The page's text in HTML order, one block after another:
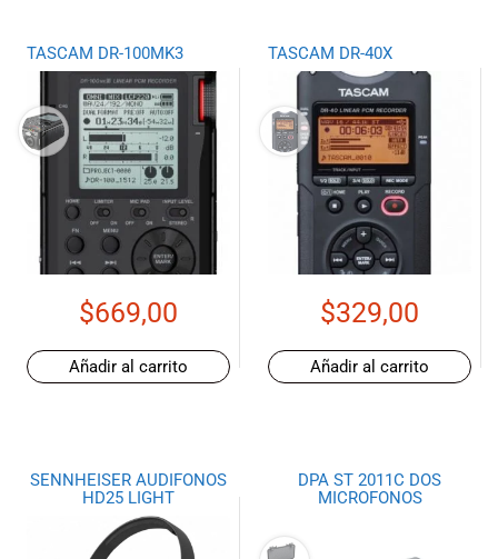
TASCAM DR-100MK3
$669,00
Añadir al carrito
TASCAM DR-40X
$329,00
Añadir al carrito
SENNHEISER AUDIFONOS
HD25 LIGHT
DPA ST 2011C DOS
MICROFONOS